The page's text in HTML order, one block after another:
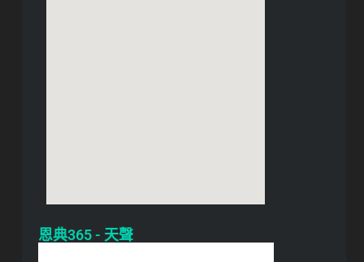
恩典365 - 天聲